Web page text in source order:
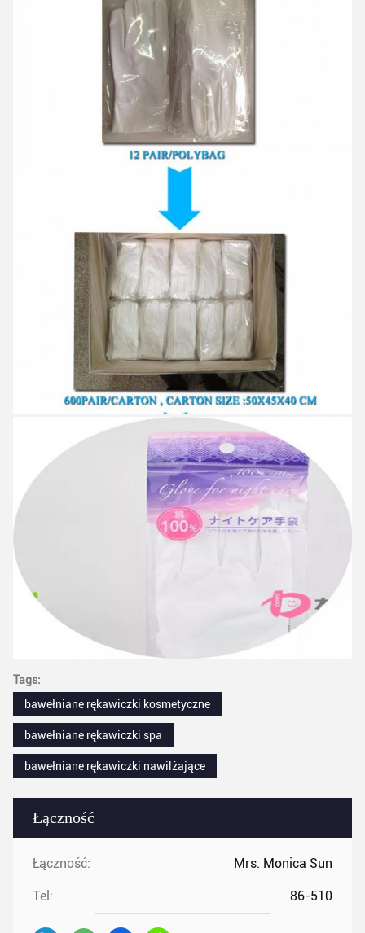
Łączność
Łączność: Mrs. Monica Sun
Tel: 86-510
Tags:
bawełniane rękawiczki kosmetyczne
bawełniane rękawiczki spa
bawełniane rękawiczki nawilżające